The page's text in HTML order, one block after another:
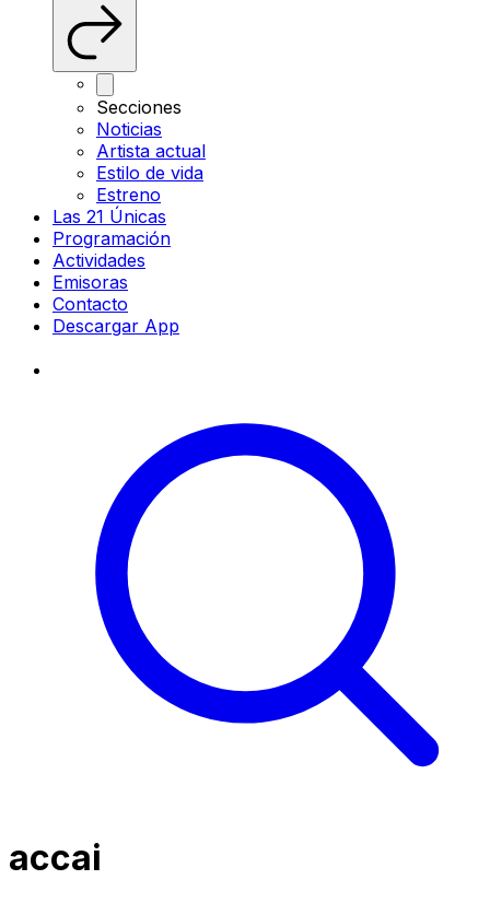
Secciones
Noticias
Artista actual
Estilo de vida
Estreno
Las 21 Únicas
Programación
Actividades
Emisoras
Contacto
Descargar App
accai